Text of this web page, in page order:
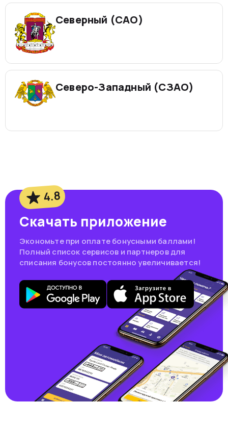
Северный (САО)
Северо-Западный (СЗАО)
4.8
Скачать приложение
Экономьте при оплате бонусными баллами!
Полный список сервисов и партнеров для
списания бонусов постоянно увеличивается!